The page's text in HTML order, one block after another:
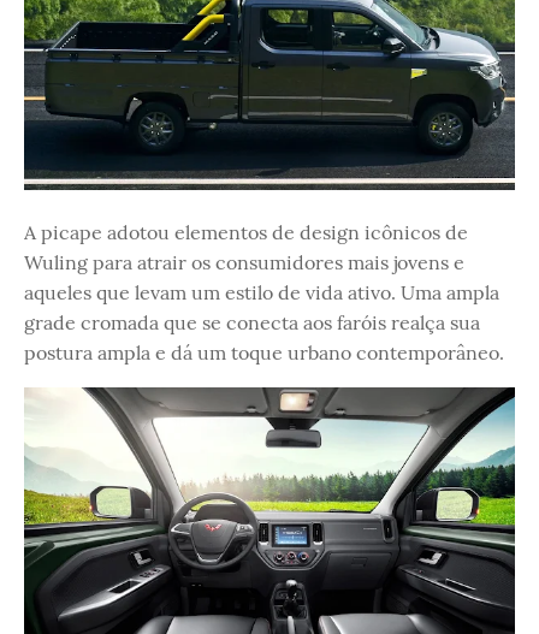
A picape adotou elementos de design icônicos de
Wuling para atrair os consumidores mais jovens e
aqueles que levam um estilo de vida ativo. Uma ampla
grade cromada que se conecta aos faróis realça sua
postura ampla e dá um toque urbano contemporâneo.